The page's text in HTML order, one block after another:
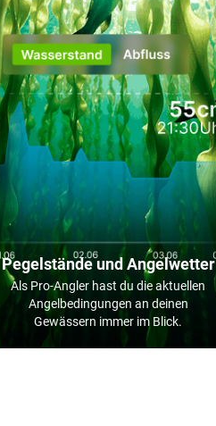
Pegelstände und Angelwetter
Als Pro-Angler hast du die aktuellen
Angelbedingungen an deinen
Gewässern immer im Blick.